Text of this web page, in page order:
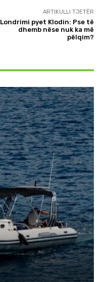
ARTIKULLI TJETËR
Londrimi pyet Klodin: Pse të
dhemb nëse nuk ka më
pëlqim?